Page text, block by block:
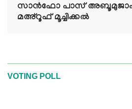
സാൻഫോ പാസ്
മഅ്റൂഫ് മൂച്ചിക്കല്‍
VOTING POLL